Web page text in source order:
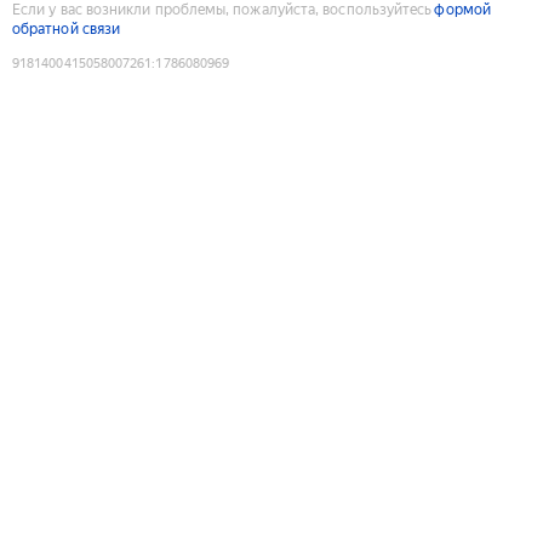
Если у вас возникли проблемы, пожалуйста, воспользуйтесьформой
обратной связи
9181400415058007261 :1786080969